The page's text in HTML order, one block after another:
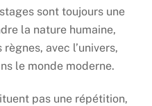
sont toujours une
la nature humaine,
avec l’univers,
le monde moderne.
pas une répétition,